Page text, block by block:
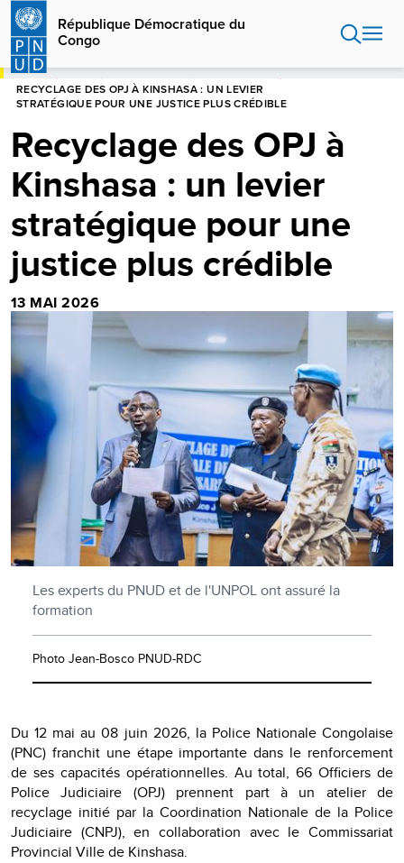
Aller
contenu
principal
République Démocratique du
Congo
HOME
RECYCLAGE DES OPJ À KINSHASA : UN LEVIER
STRATÉGIQUE POUR UNE JUSTICE PLUS CRÉDIBLE
Recyclage des OPJ à
Kinshasa : un levier
stratégique pour une
justice plus crédible
13 MAI 2026
Les experts du PNUD et de l'UNPOL ont assuré la
formation
Photo Jean-Bosco PNUD-RDC
Du 12 mai au 08 juin 2026, la Police Nationale Congolaise
(PNC) franchit une étape importante dans le renforcement
de ses capacités opérationnelles. Au total, 66 Officiers de
Police Judiciaire (OPJ) prennent part à un atelier de
recyclage initié par la Coordination Nationale de la Police
Judiciaire (CNPJ), en collaboration avec le Commissariat
Provincial Ville de Kinshasa.